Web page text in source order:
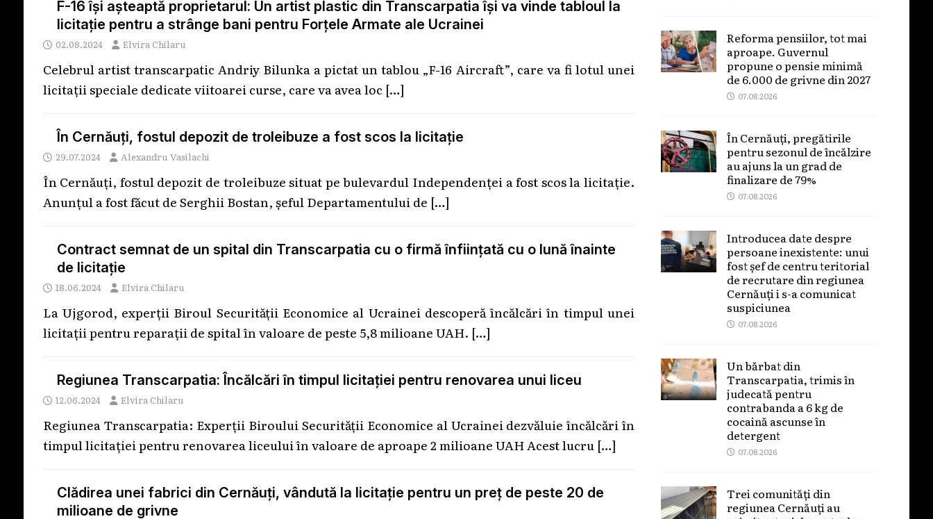
F-16 își așteaptă proprietarul: Un artist plastic din Transcarpatia își va vinde tabloul la
licitație pentru a strânge bani pentru Forțele Armate ale Ucrainei
02.08.2024 Elvira Chilaru
Celebrul artist transcarpatic Andriy Bilunka a pictat un tablou „F-16 Aircraft”, care va fi lotul unei
licitații speciale dedicate viitoarei curse, care va avea loc […]
În Cernăuți, fostul depozit de troleibuze a fost scos la licitație
29.07.2024 Alexandru Vasilachi
În Cernăuți, fostul depozit de troleibuze situat pe bulevardul Independenței a fost scos la licitație.
Anunțul a fost făcut de Serghii Bostan, șeful Departamentului de […]
Contract semnat de un spital din Transcarpatia cu o firmă înființată cu o lună înainte
de licitație
18.06.2024 Elvira Chilaru
La Ujgorod, experții Biroul Securității Economice al Ucrainei descoperă încălcări în timpul unei
licitații pentru reparații de spital în valoare de peste 5,8 milioane UAH. […]
Regiunea Transcarpatia: Încălcări în timpul licitației pentru renovarea unui liceu
12.06.2024 Elvira Chilaru
Regiunea Transcarpatia: Experții Biroului Securității Economice al Ucrainei dezvăluie încălcări în
timpul licitației pentru renovarea liceului în valoare de aproape 2 milioane UAH Acest lucru […]
Clădirea unei fabrici din Cernăuți, vândută la licitație pentru un preț de peste 20 de
milioane de grivne
Reforma pensiilor, tot mai
aproape. Guvernul
propune o pensie minimă
de 6.000 de grivne din 2027
07.08.2026
În Cernăuți, pregătirile
pentru sezonul de încălzire
au ajuns la un grad de
finalizare de 79%
07.08.2026
Introducea date despre
persoane inexistente: unui
fost șef de centru teritorial
de recrutare din regiunea
Cernăuți i s-a comunicat
suspiciunea
07.08.2026
Un bărbat din
Transcarpatia, trimis în
judecată pentru
contrabanda a 6 kg de
cocaină ascunse în
detergent
07.08.2026
Trei comunități din
regiunea Cernăuți au